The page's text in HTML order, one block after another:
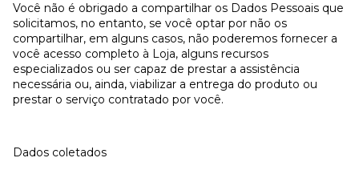
Você não é obrigado a compartilhar os Dados Pessoais que
solicitamos, no entanto, se você optar por não os
compartilhar, em alguns casos, não poderemos fornecer a
você acesso completo à Loja, alguns recursos
especializados ou ser capaz de prestar a assistência
necessária ou, ainda, viabilizar a entrega do produto ou
prestar o serviço contratado por você.
Dados coletados